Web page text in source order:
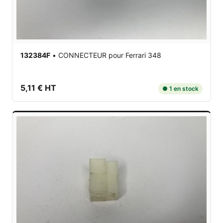
132384F • CONNECTEUR pour Ferrari 348
5,11 € HT ● 1 en stock